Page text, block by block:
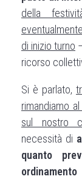
della
di inizio turno
ricorso
Si è parlato,
rimandiamo
sul nostro
necessità di
quanto